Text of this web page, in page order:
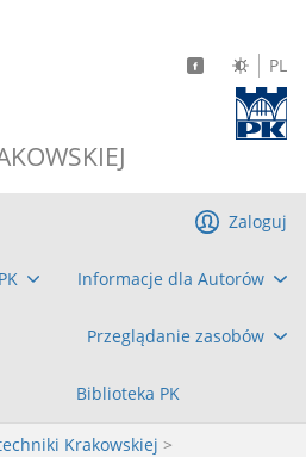
PL
Informacje dla Autorów
Przeglądanie zasobów
Biblioteka PK
Zaloguj
Krakowskiej >